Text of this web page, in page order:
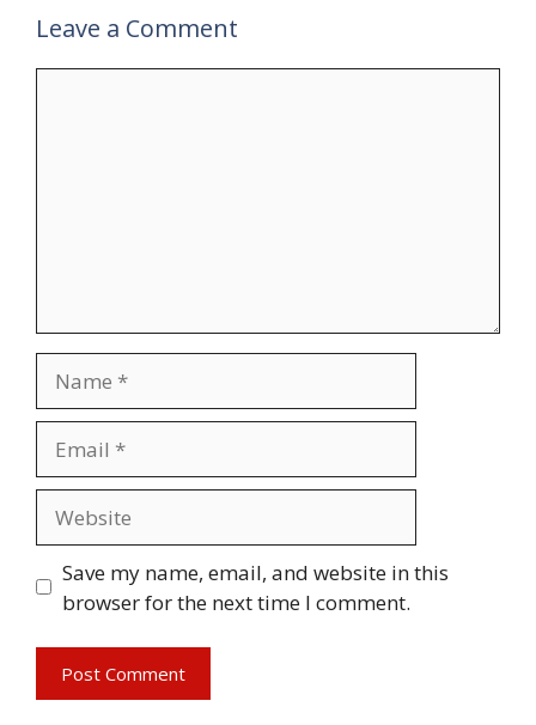
Leave a Comment
Save my name, email, and website in this
browser for the next time I comment.